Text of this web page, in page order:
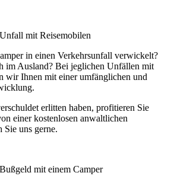
mit Reisemobilen
in einen Verkehrsunfall verwickelt?
im Ausland? Bei jeglichen Unfällen mit
wir Ihnen mit einer umfänglichen und
erlitten haben, profitieren Sie
einer kostenlosen anwaltlichen
Sie uns gerne.
mit einem Camper